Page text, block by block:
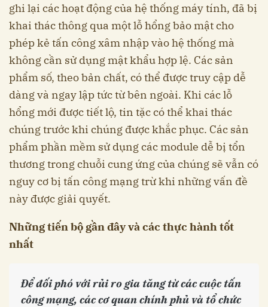
ghi lại các hoạt động của hệ thống máy tính, đã bị
khai thác thông qua một lỗ hổng bảo mật cho
phép kẻ tấn công xâm nhập vào hệ thống mà
không cần sử dụng mật khẩu hợp lệ. Các sản
phẩm số, theo bản chất, có thể được truy cập dễ
dàng và ngay lập tức từ bên ngoài. Khi các lỗ
hổng mới được tiết lộ, tin tặc có thể khai thác
chúng trước khi chúng được khắc phục. Các sản
phẩm phần mềm sử dụng các module dễ bị tổn
thương trong chuỗi cung ứng của chúng sẽ vẫn có
nguy cơ bị tấn công mạng trừ khi những vấn đề
này được giải quyết.
Những tiến bộ gần đây và các thực hành tốt
nhất
Để đối phó với rủi ro gia tăng từ các cuộc tấn
công mạng, các cơ quan chính phủ và tổ chức